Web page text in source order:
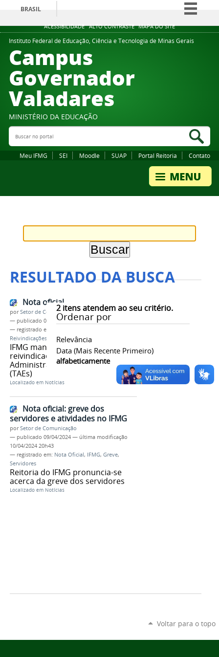
ACESSIBILIDADE ALTO CONTRASTE MAPA DO SITE
BRASIL
Simplifique!
Comunica BR
Instituto Federal de Educação, Ciência e Tecnologia de Minas Gerais
Campus
Governador
Valadares
MINISTÉRIO DA EDUCAÇÃO
Buscar no portal
Meu IFMG SEI Moodle SUAP Portal Reitoria Contato
RESULTADO DA BUSCA
2itens atendem ao seu critério.
Ordenar por
Relevância
Data (mais Recente Primeiro)
alfabeticamente
Nota oficial
porSetor de Comunicação
— publicado 01/04/2024
— registrado em:
Reivindicações
Condições de Trabalho
IFMG manifesta-se sobre as
reivindicações dos Técnicos
Administrativos em Educação
(TAEs)
Localizado em Notícias
Nota oficial: greve dos
servidores e atividades no IFMG
porSetor de Comunicação
— publicado 09/04/2024 — última modificação
10/04/2024 20h43
— registrado em: Nota Oficial, IFMG, Greve,
Servidores
Reitoria do IFMG pronuncia-se
acerca da greve dos servidores
Localizado em Notícias
Voltar para o topo